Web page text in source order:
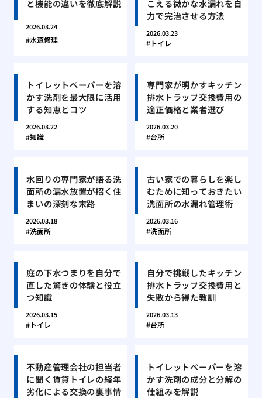
と機能の違いを徹底解説
2026.03.24
水道修理
こえる微かな水漏れを自
力で完治させる方法
2026.03.23
トイレ
トイレットペーパーを溶
かす洗剤を最大限に活用
する知恵とコツ
2026.03.22
知識
専門家が明かすキッチン
排水トラップ交換費用の
適正価格と業者選び
2026.03.20
台所
水回りの専門家が語る洗
面所の漏水放置が招く住
まいの深刻な末路
2026.03.18
洗面所
古い家での暮らしを楽し
むために知っておきたい
洗面所の水漏れ管理術
2026.03.16
洗面所
庭の下水つまりを自分で
直した驚きの体験と役立
つ知識
2026.03.15
トイレ
自分で挑戦したキッチン
排水トラップ交換費用と
失敗から得た教訓
2026.03.13
台所
不動産管理会社の担当者
に聞く賃貸トイレの経年
劣化による交換の裏事情
トイレットペーパーを溶
かす洗剤の成分と分解の
仕組みを解説